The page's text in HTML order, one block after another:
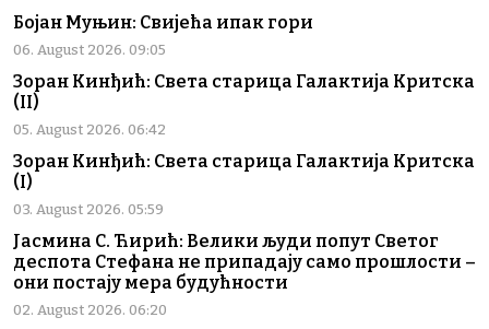
Бојан Муњин: Свијећа ипак гори
06. August 2026. 09:05
Зоран Кинђић: Света старица Галактија Критска
(II)
05. August 2026. 06:42
Зоран Кинђић: Света старица Галактија Критска
(I)
03. August 2026. 05:59
Јасмина С. Ћирић: Велики људи попут Светог
деспота Стефана не припадају само прошлости –
они постају мера будућности
02. August 2026. 06:20